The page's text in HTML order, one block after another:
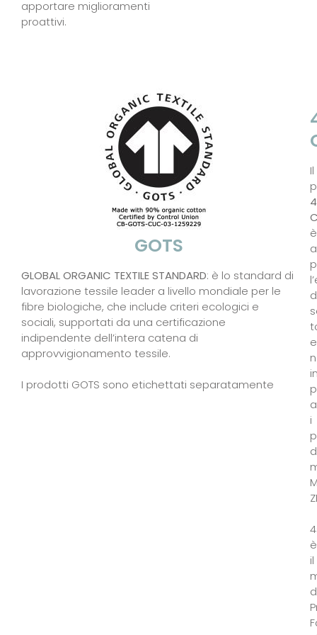
apportare miglioramenti
proattivi.
GOTS
GLOBAL ORGANIC TEXTILE STANDARD: è lo standard di
lavorazione tessile leader a livello mondiale per le
fibre biologiche, che include criteri ecologici e
sociali, supportati da una certificazione
indipendente dell’intera catena di
approvvigionamento tessile.
I prodotti GOTS sono etichettati separatamente
Il
è
e
i
è
il